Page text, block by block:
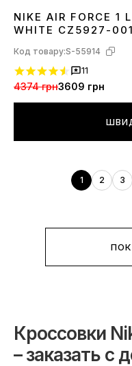
3840 4142 434445
NIKE AIR FORCE 1
WHITE CZ5927-001
Код товару:S-55914
11
4374 грн3609 грн
1 2 3
Кроссовки
– заказать с